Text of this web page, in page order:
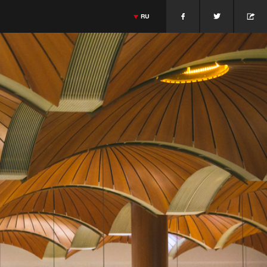
Dutch Cuisine
JONNIE BOER
Italian Cuisine
МАССИМИЛИАНО АЛАЙМО
Jonnie Boer
GIETHROON · PAÍSES BAJOS
Массимилиано Алаймо
ПАДУЯ · ITALIA
RU
>
ESPAÑOL
ENGLISH
FRANÇAIS
>
PORTUGUÊS
> ITALIANO
DEUTSCH
>
DANSK
> 日本語
> 中文